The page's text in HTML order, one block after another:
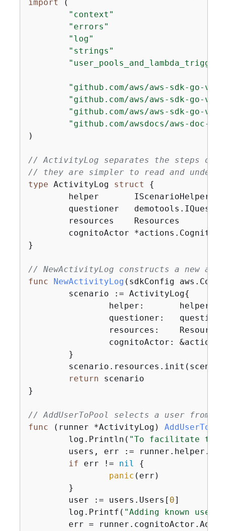
import (
"context"
"errors"
"log"
"strings"
"github.com/aws/aws-sdk-go-v2/
"github.com/aws/aws-sdk-go-
"github.com/aws/aws-sdk-go-
"github.com/awsdocs/aws-doc-
)
// ActivityLog separates the steps of
// they are simpler to read and
type ActivityLog struct
{
}
// NewActivityLog constructs a new
func
NewActivityLog (sdkConfig
	scenario := ActivityLog
{
		resources:    Resources
cognitoActor:
return scenario
}
// AddUserToPool selects a user from
func
(runner *ActivityLog)
	log.Println(
"To facilitate this
if err != nil
{
panic (err)
	user := users.Users[
0]
	log.Printf(
"Adding known